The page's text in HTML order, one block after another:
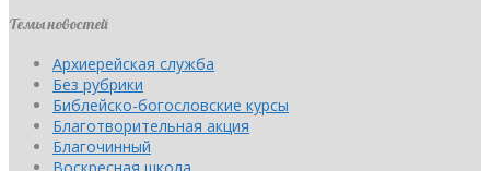
Темы новостей
Архиерейская служба
Без рубрики
Библейско-богословские курсы
Благотворительная акция
Благочинный